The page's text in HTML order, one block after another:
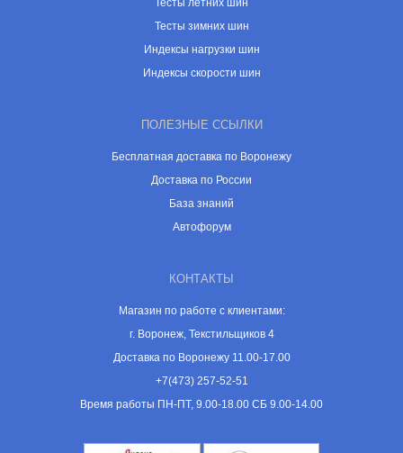
Тесты летних шин
Тесты зимних шин
Индексы нагрузки шин
Индексы скорости шин
ПОЛЕЗНЫЕ ССЫЛКИ
Бесплатная доставка по Воронежу
Доставка по России
База знаний
Автофорум
КОНТАКТЫ
Магазин по работе с клиентами:
г. Воронеж, Текстильщиков 4
Доставка по Воронежу 11.00-17.00
+7(473) 257-52-51
Время работы ПН-ПТ, 9.00-18.00 СБ 9.00-14.00